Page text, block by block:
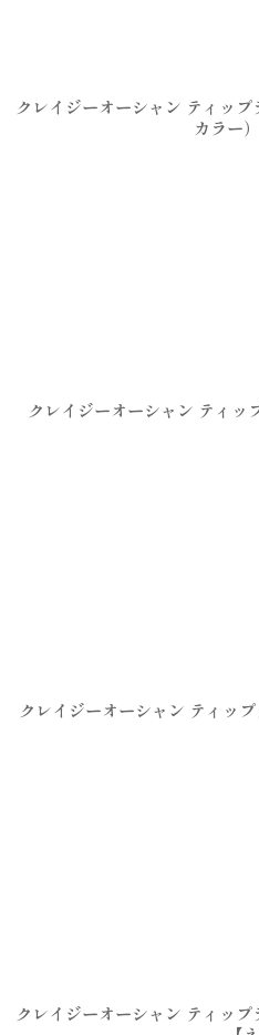
クレイジーオーシャン ティッ
カラー
クレイジーオーシャン ティッ
クレイジーオーシャン ティッ
クレイジーオーシャン ティッ